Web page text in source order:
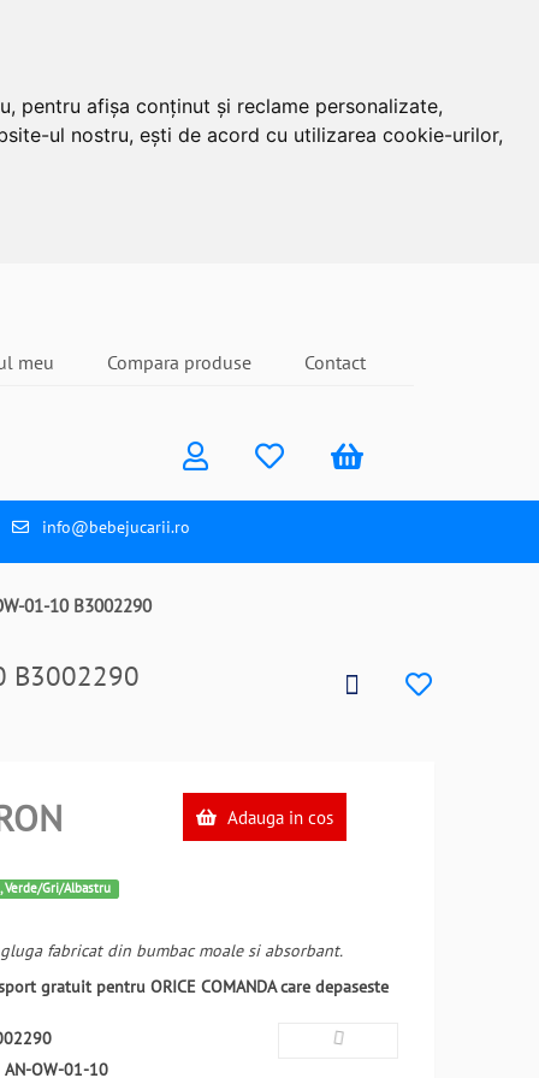
pentru afișa conținut și reclame personalizate,
ul nostru, ești de acord cu utilizarea cookie-urilor,
meu Compara produse Contact
info@bebejucarii.ro
01-10 B3002290
B3002290
Adauga in cos
Verde/Gri/Albastru
fabricat din bumbac moale si absorbant.
gratuit pentru ORICE COMANDA care depaseste
AN-OW-01-10